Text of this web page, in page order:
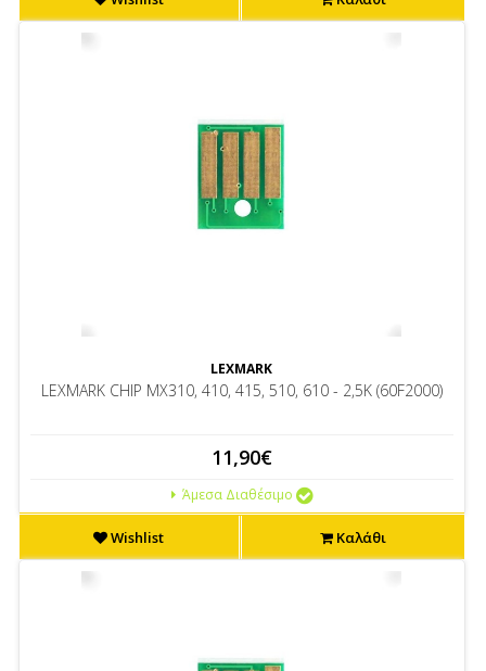
LEXMARK
LEXMARK CHIP MX310, 410, 415, 510, 610 - 2,5K (60F2000)
11,90€
Άμεσα Διαθέσιμο
Wishlist Καλάθι